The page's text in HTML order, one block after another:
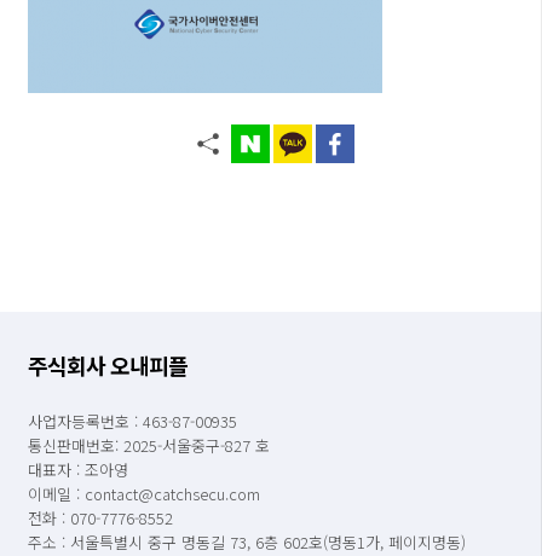
주식회사 오내피플
사업자등록번호 : 463-87-00935
통신판매번호: 2025-서울중구-827 호
대표자 : 조아영
이메일 : contact@catchsecu.com
전화 : 070-7776-8552
주소 : 서울특별시 중구 명동길 73, 6층 602호(명동1가, 페이지명동)